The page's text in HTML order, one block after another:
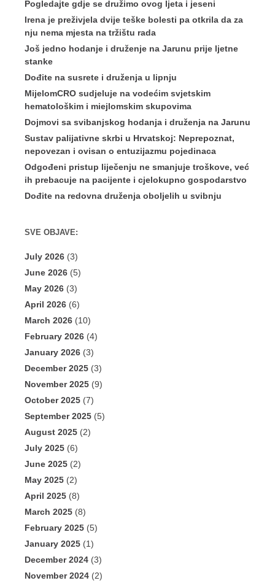
Pogledajte gdje se družimo ovog ljeta i jeseni
Irena je preživjela dvije teške bolesti pa otkrila da za
nju nema mjesta na tržištu rada
Još jedno hodanje i druženje na Jarunu prije ljetne
stanke
Dođite na susrete i druženja u lipnju
MijelomCRO sudjeluje na vodećim svjetskim
hematološkim i miejlomskim skupovima
Dojmovi sa svibanjskog hodanja i druženja na Jarunu
Sustav palijativne skrbi u Hrvatskoj: Neprepoznat,
nepovezan i ovisan o entuzijazmu pojedinaca
Odgođeni pristup liječenju ne smanjuje troškove, već
ih prebacuje na pacijente i cjelokupno gospodarstvo
Dođite na redovna druženja oboljelih u svibnju
SVE OBJAVE:
July 2026 (3)
June 2026 (5)
May 2026 (3)
April 2026 (6)
March 2026 (10)
February 2026 (4)
January 2026 (3)
December 2025 (3)
November 2025 (9)
October 2025 (7)
September 2025 (5)
August 2025 (2)
July 2025 (6)
June 2025 (2)
May 2025 (2)
April 2025 (8)
March 2025 (8)
February 2025 (5)
January 2025 (1)
December 2024 (3)
November 2024 (2)